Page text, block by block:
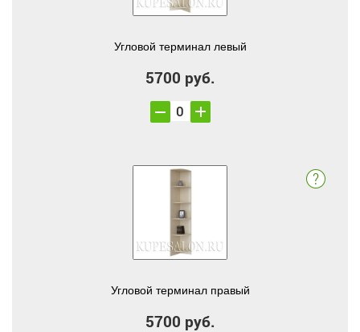
Угловой терминал левый
5700 руб.
Угловой терминал правый
5700 руб.